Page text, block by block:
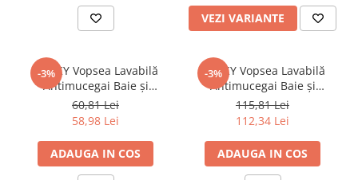
Zăvoare și lacăte
Elemente decorative, frunze și flori
Profile pentru mână curentă
Mână curentă (țeavă)
Mână curentă plină
Terminații mână curentă
VEZI VARIANTE
-3%
STICKY Vopsea Lavabilă
Antimucegai Baie şi
Bucătărie, găleată 4 ltr.
60,81 Lei
58,98 Lei
ADAUGA IN COS
-3%
STICKY Vopsea Lavabilă
Antimucegai Baie şi
Bucătărie, găleată 8,5 ltr.
115,81 Lei
112,34 Lei
ADAUGA IN COS